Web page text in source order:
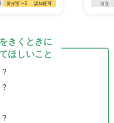
要介護1〜5 認知症可 自立
きくときに
ほしいこと